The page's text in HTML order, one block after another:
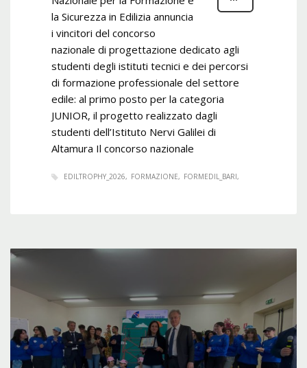
la Sicurezza in Edilizia annuncia
i vincitori del concorso
nazionale di progettazione dedicato agli
studenti degli istituti tecnici e dei percorsi
di formazione professionale del settore
edile: al primo posto per la categoria
JUNIOR, il progetto realizzato dagli
studenti dell’Istituto Nervi Galilei di
Altamura Il concorso nazionale
EDILTROPHY_2026 FORMAZIONE FORMEDIL_BARI